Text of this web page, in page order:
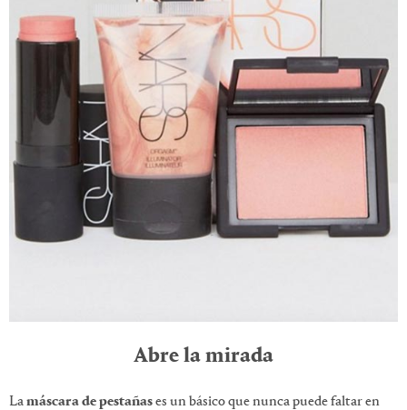
Abre la mirada
Lamáscara de pestañases un básico que nunca puede faltar en